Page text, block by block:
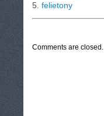
5. felietony
Comments are closed.